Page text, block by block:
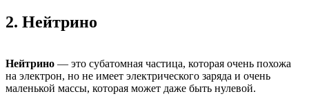
2. Нейтрино
Нейтрино — это субатомная частица, которая очень похожа
на электрон, но не имеет электрического заряда и очень
маленькой массы, которая может даже быть нулевой.